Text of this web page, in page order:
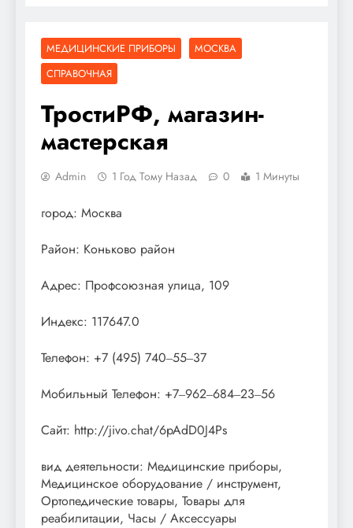
МЕДИЦИНСКИЕ ПРИБОРЫ
МОСКВА
СПРАВОЧНАЯ
ТростиРФ, магазин-
мастерская
Admin 1 Год Тому Назад 0 1 Минуты
город: Москва
Район: Коньково район
Адрес: Профсоюзная улица, 109
Индекс: 117647.0
Телефон: +7 (495) 740‒55‒37
Мобильный Телефон: +7‒962‒684‒23‒56
Сайт: http://jivo.chat/6pAdD0J4Ps
вид деятельности: Медицинские приборы,
Медицинское оборудование / инструмент,
Ортопедические товары, Товары для
реабилитации, Часы / Аксессуары